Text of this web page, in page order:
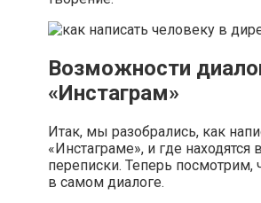
Возможности
«Инстаграм»
Итак, мы разобрались, как
«Инстаграме», и где находятся
переписки. Теперь посмотрим,
в самом диалоге.